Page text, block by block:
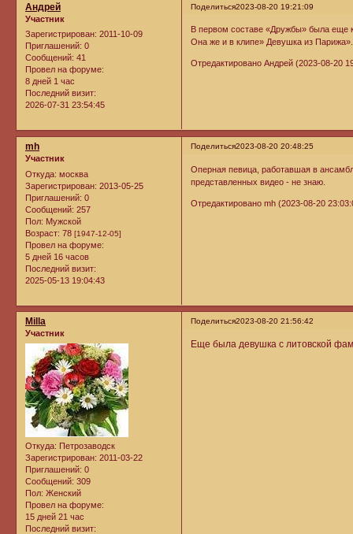
Поделиться2023-08-20 19:21:09
Андрей
Участник
Зарегистрирован: 2011-10-09
Приглашений: 0
Сообщений: 41
Провел на форуме:
8 дней 1 час
Последний визит:
2026-07-31 23:54:45
В первом составе «Дружбы» была еще
Она же и в клипе» Девушка из Парижа».
Отредактировано Андрей (2023-08-20
Поделиться2023-08-20 20:48:25
mh
Участник
Откуда: москва
Зарегистрирован: 2013-05-25
Приглашений: 0
Сообщений: 257
Пол: Мужской
Возраст: 78 [1947-12-05]
Провел на форуме:
5 дней 16 часов
Последний визит:
2025-05-13 19:04:43
Оперная певица, работавшая в
представленных видео - не знаю.
Отредактировано mh (2023-08-20
Поделиться2023-08-20 21:56:42
Milla
Участник
Откуда: Петрозаводск
Зарегистрирован: 2011-03-22
Приглашений: 0
Сообщений: 309
Пол: Женский
Провел на форуме:
15 дней 21 час
Последний визит:
Еще была девушка с литовской